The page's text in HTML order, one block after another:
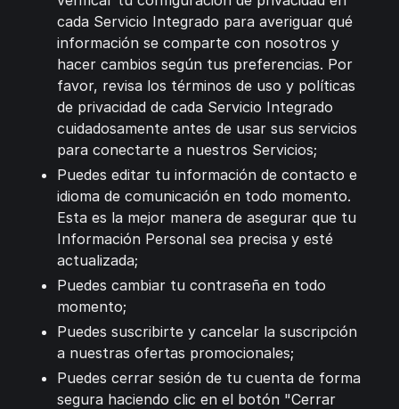
cada Servicio Integrado para averiguar qué
información se comparte con nosotros y
hacer cambios según tus preferencias. Por
favor, revisa los términos de uso y políticas
de privacidad de cada Servicio Integrado
cuidadosamente antes de usar sus servicios
para conectarte a nuestros Servicios;
Puedes editar tu información de contacto e
idioma de comunicación en todo momento.
Esta es la mejor manera de asegurar que tu
Información Personal sea precisa y esté
actualizada;
Puedes cambiar tu contraseña en todo
momento;
Puedes suscribirte y cancelar la suscripción
a nuestras ofertas promocionales;
Puedes cerrar sesión de tu cuenta de forma
segura haciendo clic en el botón "Cerrar